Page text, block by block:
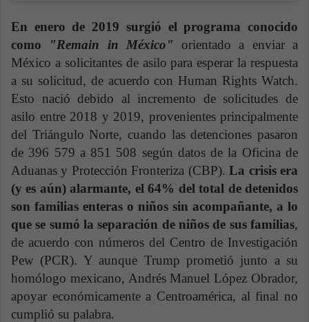
En enero de 2019 surgió el programa conocido
como
"Remain in México"
orientado a enviar a
México a solicitantes de asilo para esperar la respuesta
a su solicitud, de acuerdo con Human Rights Watch.
Esto nació debido al incremento de solicitudes de
asilo entre 2018 y 2019, provenientes principalmente
del Triángulo Norte, cuando las detenciones pasaron
de 396 579 a 851 508 según datos de la Oficina de
Aduanas y Protección Fronteriza (CBP).La crisis era
(y es aún) alarmante, el 64% del total de detenidos
son familias enteras o niños sin acompañante, a lo
que se sumó la separación de niños de sus familias,
de acuerdo con números del Centro de Investigación
Pew (PCR). Y aunque Trump prometió junto a su
homólogo mexicano, Andrés Manuel López Obrador,
apoyar económicamente a Centroamérica, al final no
cumplió su palabra.